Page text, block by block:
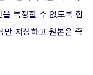
특정할 수 없도록 합
만 저장하고 원본은 즉